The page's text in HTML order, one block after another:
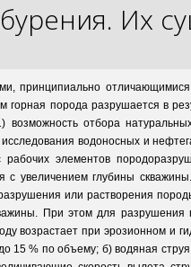
Их
принципиально
порода разрушается в
возможность отбора
водоносных и
элементов
увеличением глубины
или растворения
При этом для разрушения
возрастает при эрозионном и
15 % по объему; б) водяная